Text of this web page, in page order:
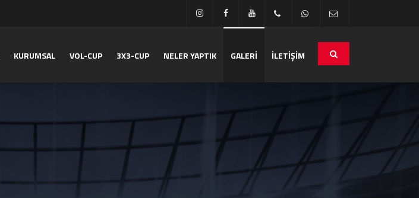
KURUMSAL VOL-CUP 3X3-CUP NELER YAPTIK GALERİ İLETİŞİM